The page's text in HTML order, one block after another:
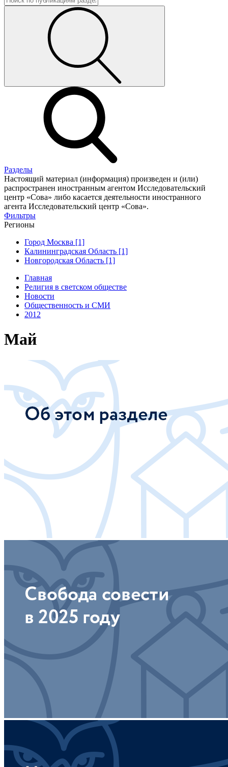
Разделы
Настоящий материал (информация) произведен и (или)
распространен иностранным агентом Исследовательский
центр «Сова» либо касается деятельности иностранного
агента Исследовательский центр «Сова».
Фильтры
Регионы
Город Москва [1]
Калининградская Область [1]
Новгородская Область [1]
Главная
Религия в светском обществе
Новости
Общественность и СМИ
2012
Май